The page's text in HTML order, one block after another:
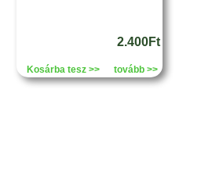
2.400Ft
Kosárba tesz >> tovább >>